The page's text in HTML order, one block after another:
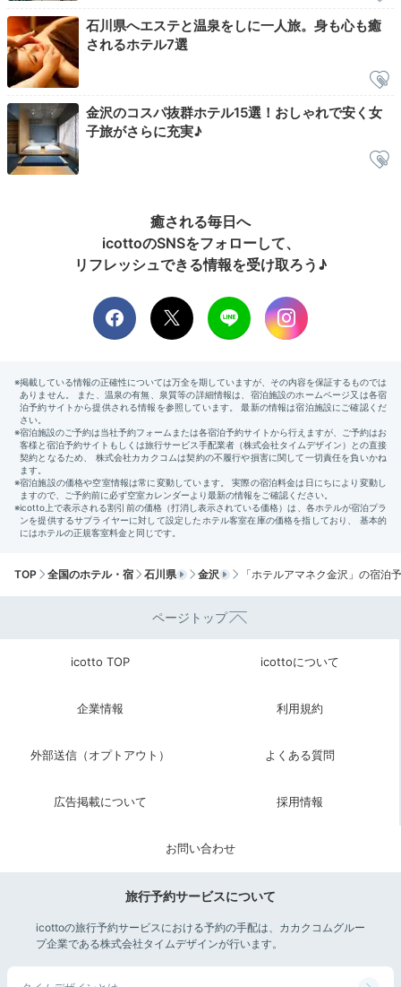
色彩あふれる
華やかな加賀の朝食
朝食はレストラン「アマネクダイニング」で「加賀の朝
をいただきます。金沢らしい華やかな九谷焼の
数々。朝から幸せな気分になれますよ。
xiaoxue.mayumi
朝食は和食でした。可愛い小皿におかずがたくさん乗っ
ていてとても華やかでした♪ご飯もおかわりできてお腹
いっぱい食べちゃいました。
+2
Check-out
11:00
チェックアウトまでは
ホテル入口 犀川
石川県へエステと温泉をしに一人旅。身も心も癒
されるホテル7選
金沢のコスパ抜群ホテル15選！おしゃれで安く女
子旅がさらに充実♪
癒される毎日へ
icottoのSNSをフォローして、
リフレッシュできる情報を受け取ろう♪
TOP 全国のホテル・宿 石川県 金沢 「ホテルアマネク金沢」の宿泊
ページトップ
icotto TOP icottoについて
企業情報 利用規約
外部送信（オプトアウト） よくある質問
広告掲載について 採用情報
お問い合わせ
旅行予約サービスについて
icottoの旅行予約サービスにおける予約の手配は、カカクコムグルー
プ企業である株式会社タイムデザインが行います。